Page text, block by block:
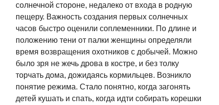
солнечной стороне, недалеко от входа в родную
пещеру. Важность создания первых солнечных
часов быстро оценили соплеменники. По длине и
положению тени от палки женщины определяли
время возвращения охотников с добычей. Можно
было зря не жечь дрова в костре, и без толку
торчать дома, дожидаясь кормильцев. Возникло
понятие режима. Стало понятно, когда загонять
детей кушать и спать, когда идти собирать корешки